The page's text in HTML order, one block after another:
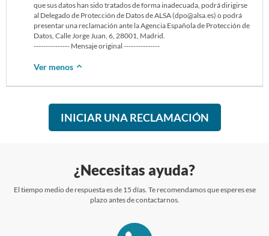
que sus datos han sido tratados de forma inadecuada, podrá dirigirse
al Delegado de Protección de Datos de ALSA (dpo@alsa.es) o podrá
presentar una reclamación ante la Agencia Española de Protección de
Datos, Calle Jorge Juan, 6, 28001, Madrid.
--------------- Mensaje original ---------------
Ver menos
INICIAR UNA RECLAMACIÓN
¿Necesitas ayuda?
El tiempo medio de respuesta es de 15 días. Te recomendamos que esperes ese
plazo antes de contactarnos.